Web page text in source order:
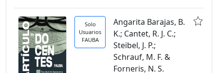
Solo
Usuarios
FAUBA
Angarita Barajas, B.
K.; Cantet, R. J. C.;
Steibel, J. P.;
Schrauf, M. F. &
Forneris, N. S.